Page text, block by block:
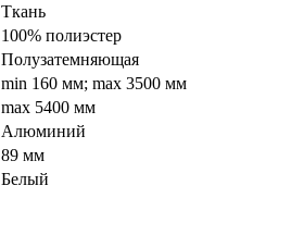
Ткань
100% полиэстер
Полузатемняющая
min 160 мм; max 3500 мм
max 5400 мм
Алюминий
89 мм
Белый